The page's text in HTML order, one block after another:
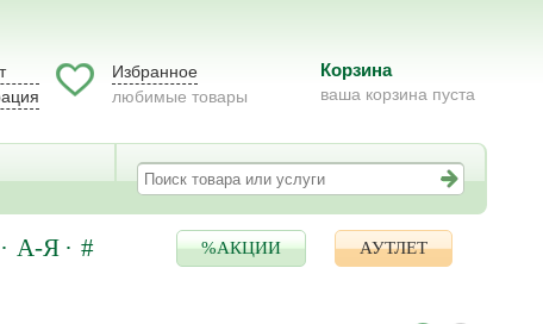
Избранное
любимые товары
Корзина
ваша корзина пуста
А-Я # %АКЦИИ АУТЛЕТ